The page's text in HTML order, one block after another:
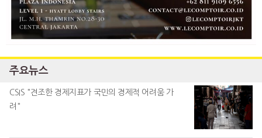
주요뉴스
CSIS "견조한 경제지표가 국민의 경제적 어려움 가
려"